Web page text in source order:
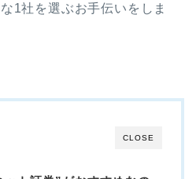
1社を選ぶお手伝いをしま
CLOSE